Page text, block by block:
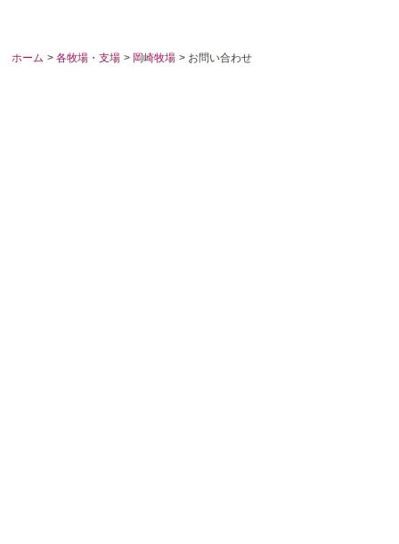
ホーム >各牧場・支場 > 岡崎牧場 > お問い合わせ